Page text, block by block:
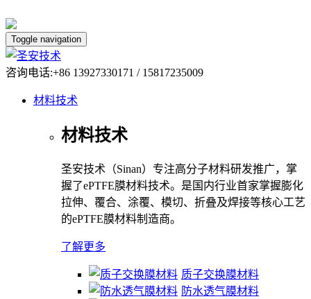
Toggle navigation
咨询电话:+86 13927330171 / 15817235009
材料技术
材料技术
圣安技术（Sinan）专注高分子材料研发推广，掌
握了ePTFE膜材料技术。是国内行业首家掌握膨化
拉伸、覆合、涂覆、模切、折叠及焊接等核心工艺
的ePTFE膜材料制造商。
了解更多
质子交换膜材料
防水透气膜材料